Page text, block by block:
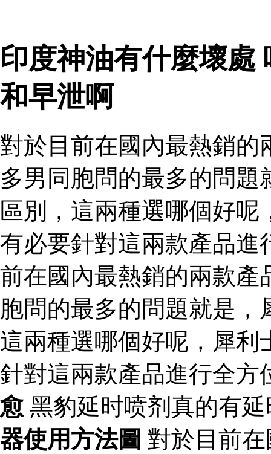
印度神油有什麼壞處
和早泄啊
對於目前在國內最熱銷的
多男同胞問的最多的問
區別，這兩種選哪個好呢
有必要針對這兩款產品進
前在國內最熱銷的兩款產
胞問的最多的問題就是
這兩種選哪個好呢，犀利
針對這兩款產品進行全方
愈 黑豹延时喷剂真的有
器使用方法圖 對於目前